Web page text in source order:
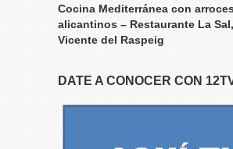
Cocina Mediterránea con
alicantinos – Restaurante La
Vicente del Raspeig
DATE A CONOCER CON